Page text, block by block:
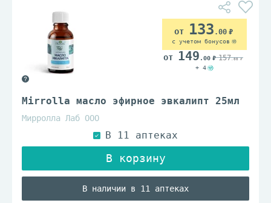
Mirrolla масло эфирное эвкалипт 25мл
Мирролла Лаб ООО
В наличии в 11 аптеках
133 .00
с учетом бонусов
149 .00 157.00
+ 4